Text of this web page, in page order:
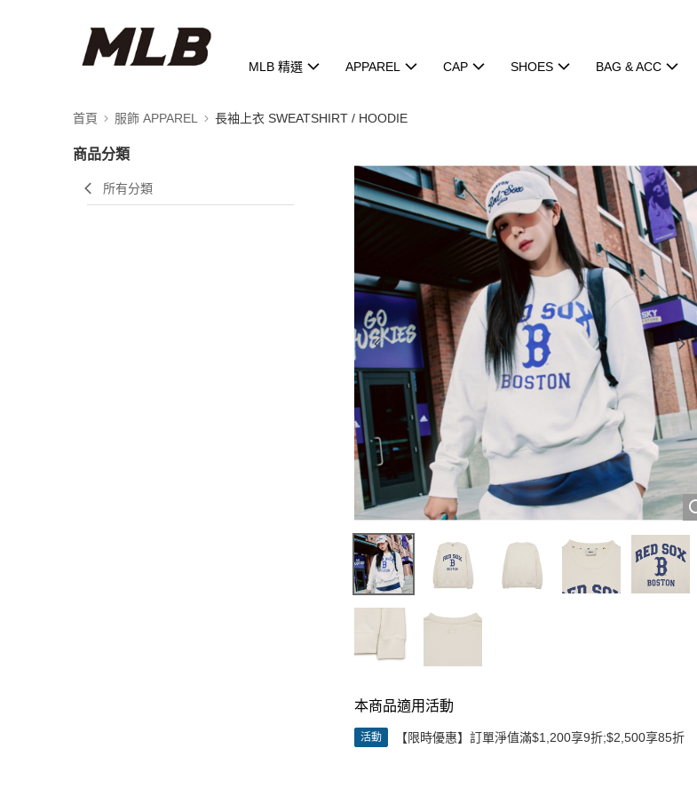
MLB 精選 APPAREL CAP SHOES BAG & ACC
首頁 服飾 APPAREL 長袖上衣 SWEATSHIRT / HOODIE
商品分類
所有分類
本商品適用活動
活動 【限時優惠】訂單淨值滿$1,200享9折;$2,500享85折